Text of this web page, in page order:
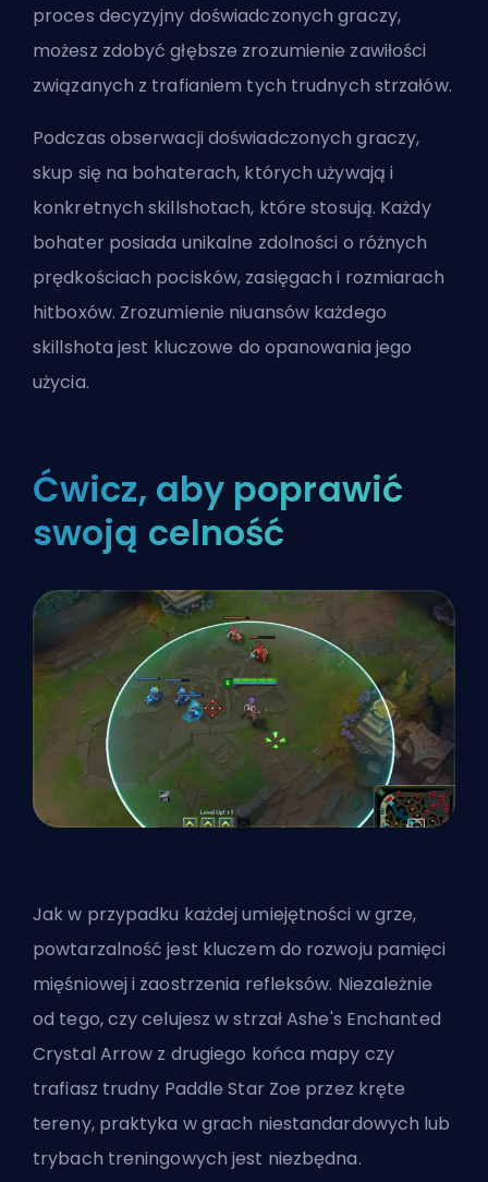
proces decyzyjny doświadczonych graczy,
możesz zdobyć głębsze zrozumienie zawiłości
związanych z trafianiem tych trudnych strzałów.
Podczas obserwacji doświadczonych graczy,
skup się na bohaterach, których używają i
konkretnych skillshotach, które stosują. Każdy
bohater posiada unikalne zdolności o różnych
prędkościach pocisków, zasięgach i rozmiarach
hitboxów. Zrozumienie niuansów każdego
skillshota jest kluczowe do opanowania jego
użycia.
Ćwicz, aby poprawić
swoją celność
Jak w przypadku każdej umiejętności w grze,
powtarzalność jest kluczem do rozwoju pamięci
mięśniowej i zaostrzenia refleksów. Niezależnie
od tego, czy celujesz w strzał Ashe's Enchanted
Crystal Arrow z drugiego końca mapy czy
trafiasz trudny Paddle Star Zoe przez kręte
tereny, praktyka w grach niestandardowych lub
trybach treningowych jest niezbędna.